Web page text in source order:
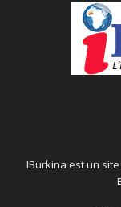
IBurkina est un